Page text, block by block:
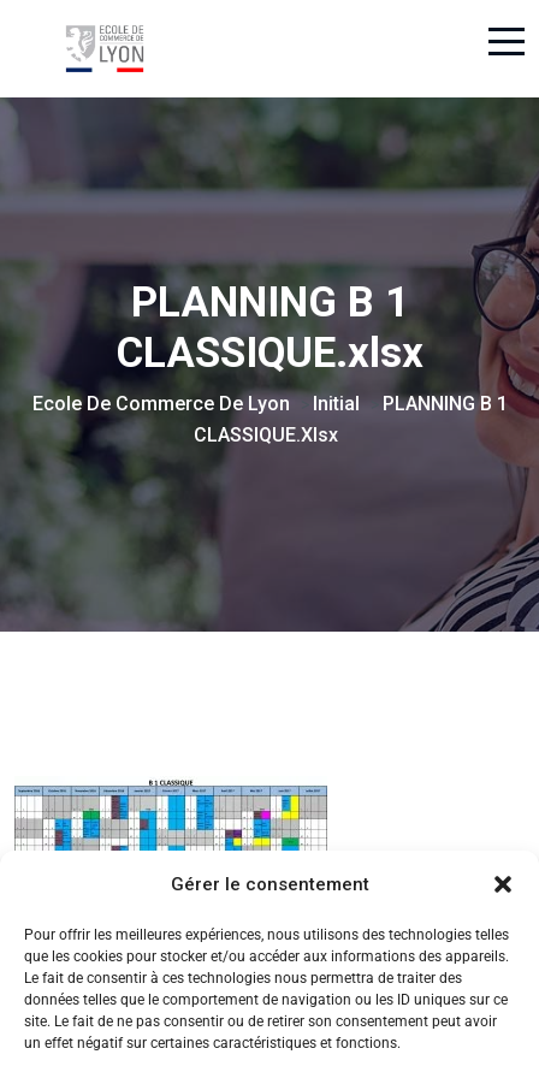
Gérer le consentement
Pour offrir les meilleures expériences, nous utilisons des technologies telles
que les cookies pour stocker et/ou accéder aux informations des appareils.
Le fait de consentir à ces technologies nous permettra de traiter des
données telles que le comportement de navigation ou les ID uniques sur ce
site. Le fait de ne pas consentir ou de retirer son consentement peut avoir
un effet négatif sur certaines caractéristiques et fonctions.
PLANNING B 1
CLASSIQUE.xlsx
Ecole De Commerce De Lyon Initial
PLANNING B 1
CLASSIQUE.xlsx